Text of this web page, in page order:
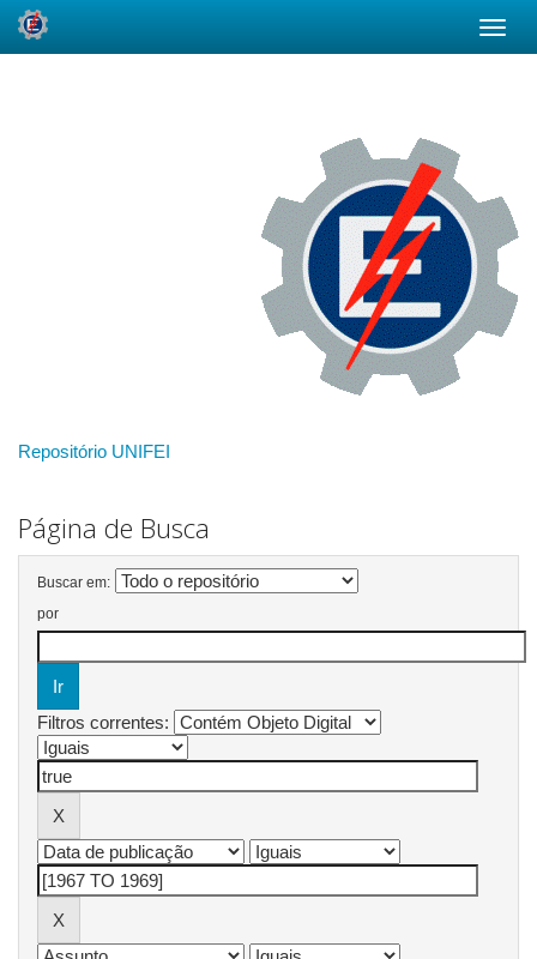
Repositório UNIFEI
Página de Busca
Buscar em:
por
Filtros correntes: